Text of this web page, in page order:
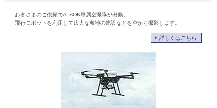
お客さまのご依頼でALSOK専属空撮隊が出動。
飛行ロボットを利用して広大な敷地の施設などを空から撮影します。
詳しくはこちら